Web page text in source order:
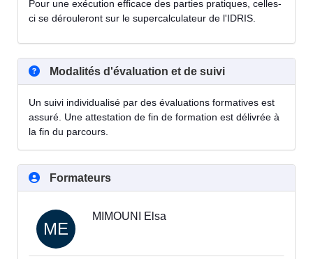
Pour une exécution efficace des parties pratiques, celles-
ci se dérouleront sur le supercalculateur de l'IDRIS.
Modalités d'évaluation et de suivi
Un suivi individualisé par des évaluations formatives est
assuré. Une attestation de fin de formation est délivrée à
la fin du parcours.
Formateurs
ME
MIMOUNI Elsa